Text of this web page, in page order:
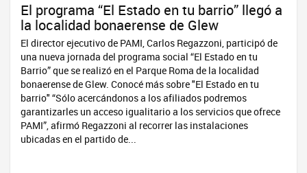
El programa “El Estado en tu barrio” llegó a
la localidad bonaerense de Glew
El director ejecutivo de PAMI, Carlos Regazzoni, participó de
una nueva jornada del programa social “El Estado en tu
Barrio” que se realizó en el Parque Roma de la localidad
bonaerense de Glew. Conocé más sobre "El Estado en tu
barrio" “Sólo acercándonos a los afiliados podremos
garantizarles un acceso igualitario a los servicios que ofrece
PAMI”, afirmó Regazzoni al recorrer las instalaciones
ubicadas en el partido de...